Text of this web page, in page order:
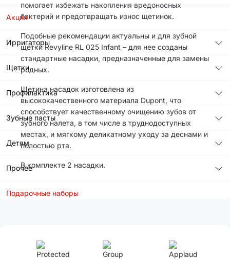
Акция
Ирригаторы
Щетки
Профилактика
Зубные пасты
Детям
Прочее
Подарочные наборы
помогает избежать накопления вредоносных
бактерий и предотвращать износ щетинок.
Подобные рекомендации актуальны и для зубной
щетки Revyline RL 025 Infant – для нее созданы
стандартные насадки, предназначенные для замены
родных.
Щетина насадок изготовлена из
высококачественного материала Dupont, что
способствует качественному очищению зубов от
зубного налета, в том числе в труднодоступных
местах, и мягкому деликатному уходу за деснами и
полостью рта.
В комплекте 2 насадки.